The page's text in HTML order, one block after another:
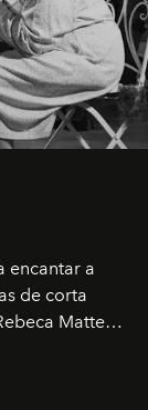
encantar a
de corta
Matte
ponen el